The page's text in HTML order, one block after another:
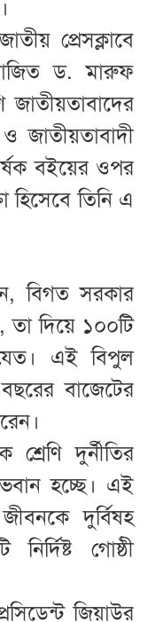
প্রেসক্লাবে
ড. মারুফ
জাতীয়তাবাদের
ও জাতীয়তাবাদী
বইয়ের ওপর
হিসেবে তিনি এ
বিগত সরকার
তা দিয়ে ১০০টি
এই বিপুল
বাজেটের
দুর্নীতির
হচ্ছে। এই
দুর্বিষহ
গোষ্ঠী
জিয়াউর